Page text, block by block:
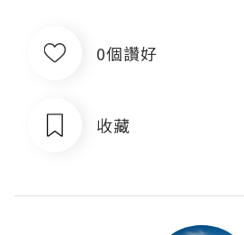
0個讚好
收藏